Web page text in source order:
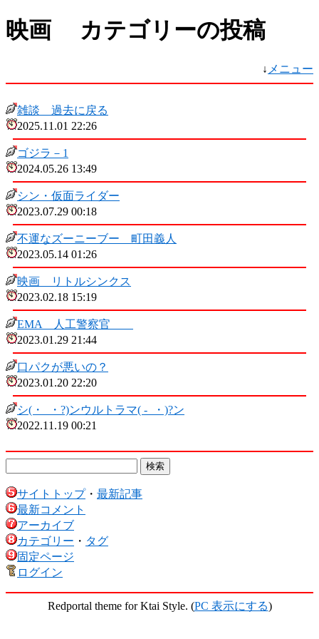
映画 カテゴリーの投稿
↓ メニュー
雑談 過去に戻る
2025.11.01 22:26
ゴジラ－1
2024.05.26 13:49
シン・仮面ライダー
2023.07.29 00:18
不運なズーニーブー 町田義人
2023.05.14 01:26
映画 リトルシンクス
2023.02.18 15:19
EMA 人工警察官
2023.01.29 21:44
口パクが悪いの？
2023.01.20 22:20
シ(・_・?)ンウルトラマ( -_・)?ン
2022.11.19 00:21
サイトトップ・ 最新記事
最新コメント
アーカイブ
カテゴリー ・ タグ
固定ページ
ログイン
Redportal theme for Ktai Style. (PC 表示にする)